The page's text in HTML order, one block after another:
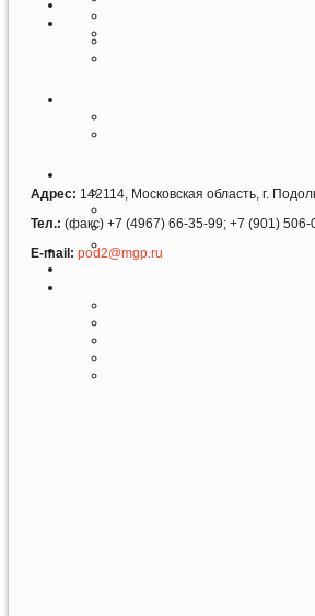
Адрес: 142114, Московская область, г.
Тел.: (факс) +7 (4967) 66-35-99; +7 (901) 506-
E-mail: pod2@mgp.ru